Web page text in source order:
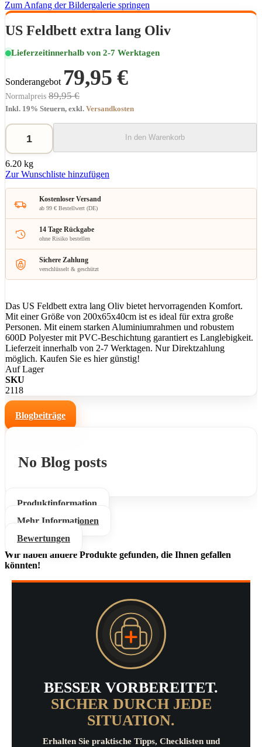
Zum Anfang der Bildergalerie springen
US Feldbett extra lang Oliv
Lieferzeitinnerhalb von 2-7 Werktagen
Sonderangebot 79,95 €
Normalpreis 89,95 €
Inkl. 19% Steuern, exkl. Versandkosten
In den Warenkorb
6.20 kg
Zur Wunschliste hinzufügen
Kostenloser Versand
ab 99 € Bestellwert (DE)
14 Tage Rückgabe
ohne Risiko bestellen
Sichere Zahlung
verschlüsselt & geschützt
Das US Feldbett extra lang Oliv bietet hervorragenden Komfort.
Mit einer Größe von 200x65x40cm ist es ideal für extra große
Personen. Mit einem starken Aluminiumrahmen und robustem
600D Polyester mit PVC-Beschichtung garantiert es Langlebigkeit.
Lieferzeit innerhalb von 2-7 Werktagen. Nur Direktzahlung
möglich. Kaufen Sie es hier günstig!
Auf Lager
SKU
2118
Blogbeiträge
No Blog posts
Produktinformation
Mehr Informationen
Bewertungen
Wir haben andere Produkte gefunden, die Ihnen gefallen
könnten!
BESSER VORBEREITET.
SICHER DURCH JEDE
SITUATION.
Erhalten Sie praktische Tipps, Checklisten und